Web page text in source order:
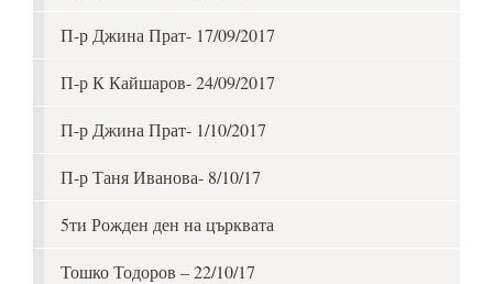
П-р Джина Прат- 17/09/2017
П-р К Кайшаров- 24/09/2017
П-р Джина Прат- 1/10/2017
П-р Таня Иванова- 8/10/17
5ти Рожден ден на църквата
Тошко Тодоров – 22/10/17